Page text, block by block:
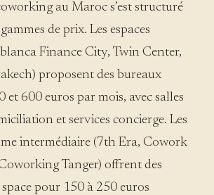
au Maroc s’est structuré
de prix. Les espaces
Finance City, Twin Center,
proposent des bureaux
et 600 euros par mois, avec salles
et services concierge. Les
intermédiaire (7th Era, Cowork
Tanger) offrent des
pour 150 à 250 euros